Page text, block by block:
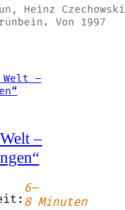
Heinz Czechowski
Von 1997
–
6–
8 Minuten